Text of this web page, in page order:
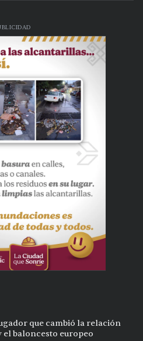
que cambió la relación
el baloncesto europeo